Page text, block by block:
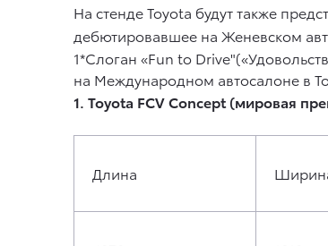
На стенде Toyota будут также
дебютировавшее на Женевском
1*Слоган «Fun to
на Международном автосалоне в
1. Toyota FCV Concept (мировая
Длина